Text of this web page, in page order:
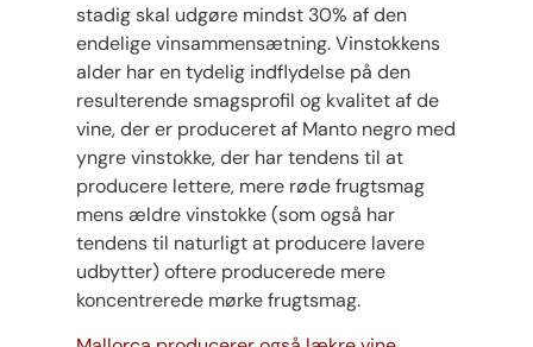
stadig skal udgøre mindst 30% af den
endelige vinsammensætning. Vinstokkens
alder har en tydelig indflydelse på den
resulterende smagsprofil og kvalitet af de
vine, der er produceret af Manto negro med
yngre vinstokke, der har tendens til at
producere lettere, mere røde frugtsmag
mens ældre vinstokke (som også har
tendens til naturligt at producere lavere
udbytter) oftere producerede mere
koncentrerede mørke frugtsmag.